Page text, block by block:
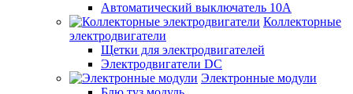
Автоматический выключатель 10А
Коллекторные
электродвигатели
Щетки для электродвигателей
Электродвигатели DC
Электронные модули